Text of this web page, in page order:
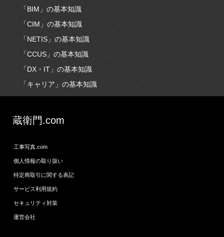
「BIM」の基本知識
「CIM」の基本知識
「NETIS」の基本知識
「CCUS」の基本知識
「DX・IT」の基本知識
「キャリア」の基本知識
蔵衛門.com
工事写真.com
個人情報の取り扱い
特定商取引に関する表記
サービス利用規約
セキュリティ対策
運営会社